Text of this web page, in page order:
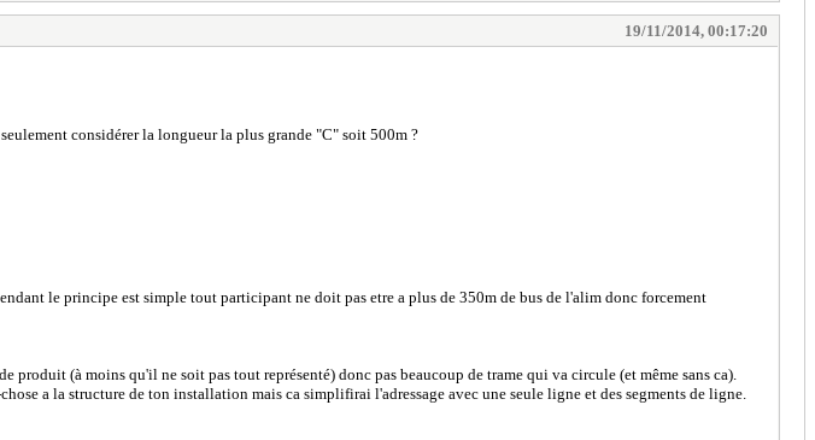
19/11/2014, 00:17:20
considérer la longueur la plus grande "C" soit 500m ?
le principe est simple tout participant ne doit pas etre a plus de 350m de bus de l'alim donc forcement
(à moins qu'il ne soit pas tout représenté) donc pas beaucoup de trame qui va circule (et même sans ca).
a la structure de ton installation mais ca simplifirai l'adressage avec une seule ligne et des segments de ligne.